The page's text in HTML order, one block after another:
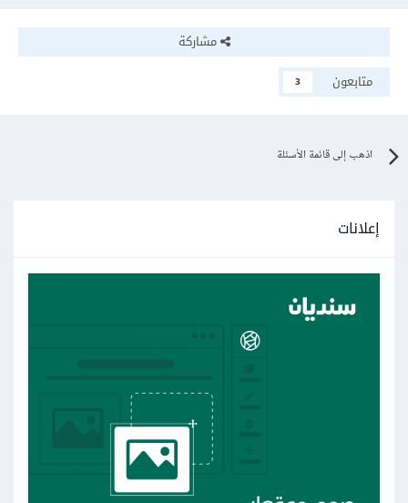
مشاركة
متابعون
3
اذهب إلى قائمة الأسئلة
إعلانات